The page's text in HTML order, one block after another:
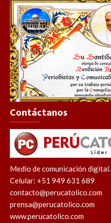
Contáctanos
Medio de comunicación digital.
Celular: +51 949 631 689
contacto@perucatolico.com
prensa@perucatolico.com
www.perucatolico.com